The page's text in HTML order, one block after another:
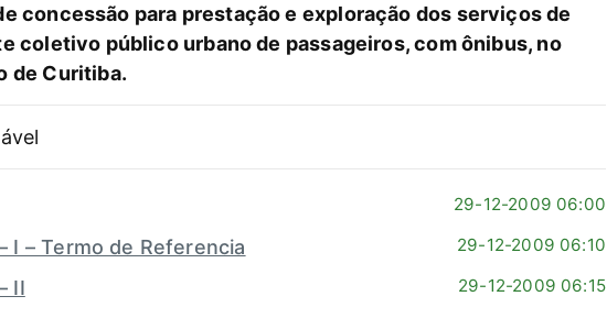
concessão para prestação e exploração dos serviços de
coletivo público urbano de passageiros, com ônibus, no
de Curitiba.
29-12-2009 06:00
I – Termo de Referencia 29-12-2009 06:10
II 29-12-2009 06:15